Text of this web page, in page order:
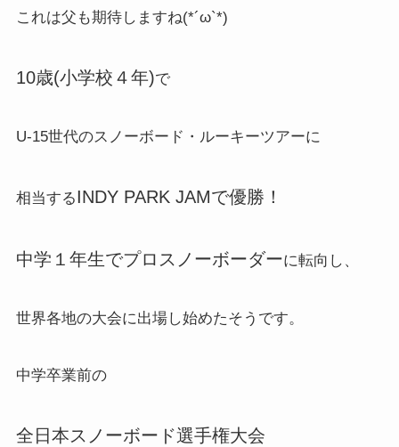
これは父も期待しますね(*´ω`*)
10歳(小学校４年)で
U-15世代のスノーボード・ルーキーツアーに
相当するINDY PARK JAMで優勝！
中学１年生でプロスノーボーダーに転向し、
世界各地の大会に出場し始めたそうです。
中学卒業前の
全日本スノーボード選手権大会